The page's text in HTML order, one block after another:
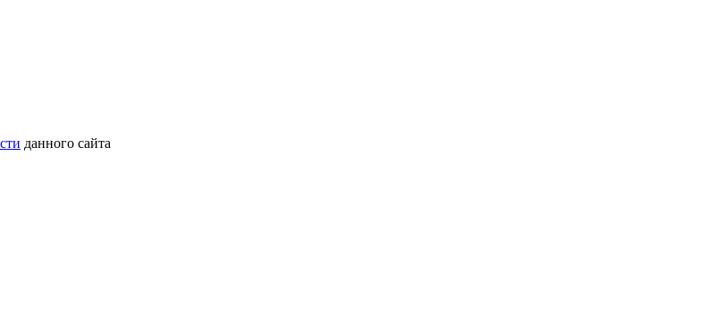
данного сайта